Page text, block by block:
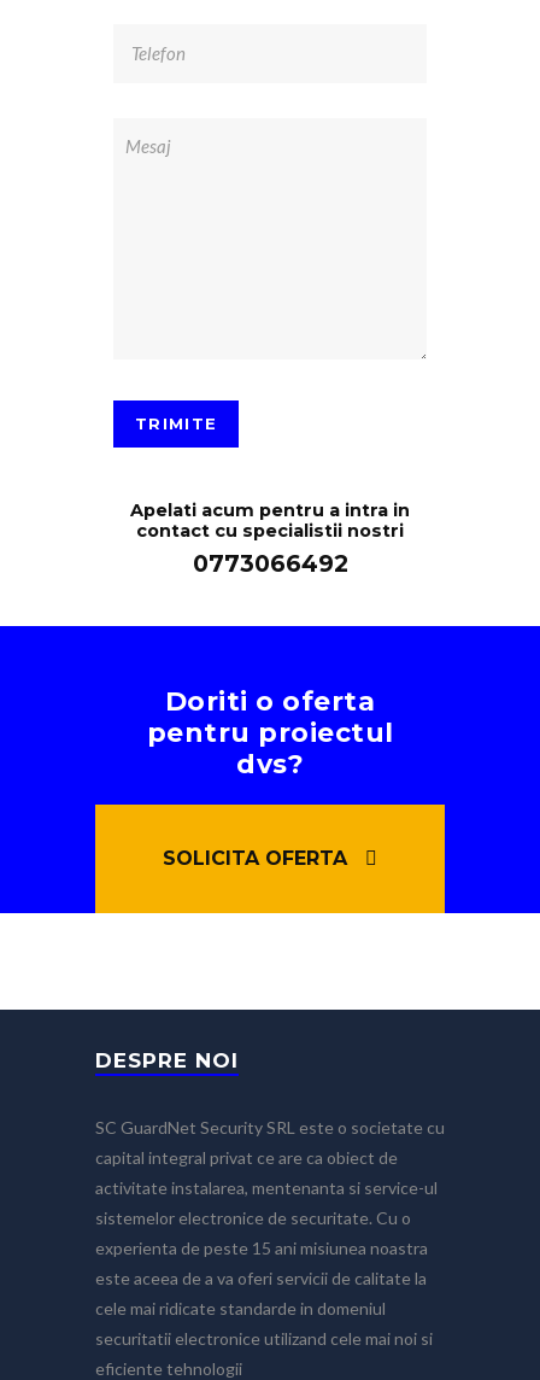
Apelati acum pentru a intra in
contact cu specialistii nostri
0773066492
Doriti o oferta
pentru proiectul
dvs?
SOLICITA OFERTA
DESPRE NOI
SC GuardNet Security SRL este o societate cu
capital integral privat ce are ca obiect de
activitate instalarea, mentenanta si service-ul
sistemelor electronice de securitate. Cu o
experienta de peste 15 ani misiunea noastra
este aceea de a va oferi servicii de calitate la
cele mai ridicate standarde in domeniul
securitatii electronice utilizand cele mai noi si
eficiente tehnologii